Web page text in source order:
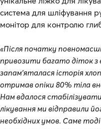
система для шліфування
монітор для контролю
«Після початку
привозити багато діток з
запам’яталася історія
отримав опіки 80% тіла
Нам вдалося
лікування ми відправили
необхідних умов. Саме тоді